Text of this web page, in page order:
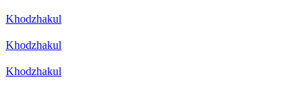
Khodzhakul
Khodzhakul
Khodzhakul